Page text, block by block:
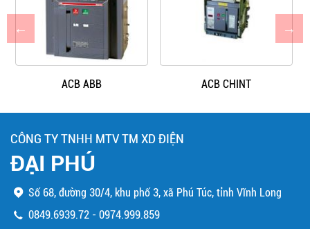
ACB ABB ACB CHINT
CÔNG TY TNHH MTV TM XD ĐIỆN
ĐẠI PHÚ
Số 68, đường 30/4, khu phố 3, xã Phú Túc, tỉnh Vĩnh Long
0849.6939.72 -0974.999.859